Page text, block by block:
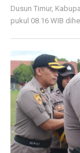
Dusun Timur,
pukul 08.16 WIB